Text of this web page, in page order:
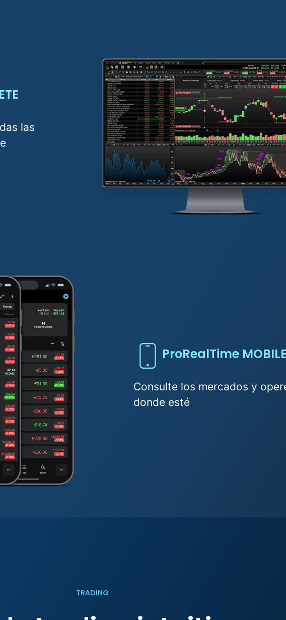
las
ProRealTime MOBILE
Consulte los mercados y
donde esté
TRADING